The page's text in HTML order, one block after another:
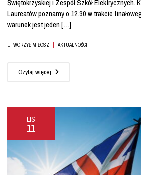
Świętokrzyskiej i Zespół Szkół Elektrycznych.
Laureatów poznamy o 12.30 w trakcie
warunek jest jeden […]
UTWORZYŁ MIŁOSZ | AKTUALNOŚCI
Czytaj więcej
LIS
11